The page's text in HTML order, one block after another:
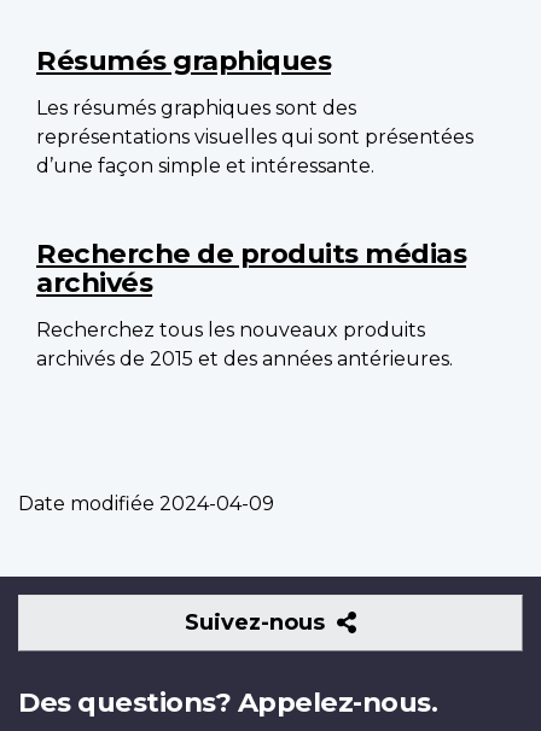
Résumés graphiques
Les résumés graphiques sont des
représentations visuelles qui sont présentées
d’une façon simple et intéressante.
Recherche de produits médias
archivés
Recherchez tous les nouveaux produits
archivés de 2015 et des années antérieures.
Date modifiée 2024-04-09
Suivez-nous
Suivez-
nous
Des questions? Appelez-nous.